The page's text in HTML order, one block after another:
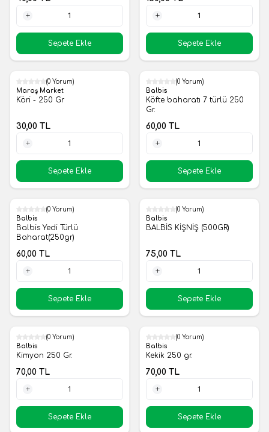
Sepete Ekle
Sepete Ekle
Yeni
(0 Yorum)
Maraş Market
Köri - 250 Gr
30,00 TL
Sepete Ekle
Yeni
(0 Yorum)
Balbis
Köfte baharatı 7 türlü 250
Gr.
60,00 TL
Sepete Ekle
Yeni
(0 Yorum)
Balbis
Balbis Yedi Türlü
Baharat(250gr)
60,00 TL
Sepete Ekle
Yeni
(0 Yorum)
Balbis
BALBİS KİŞNİŞ (500GR)
75,00 TL
Sepete Ekle
Yeni
(0 Yorum)
Balbis
Kimyon 250 Gr.
70,00 TL
Sepete Ekle
Yeni
(0 Yorum)
Balbis
Kekik 250 gr.
70,00 TL
Sepete Ekle